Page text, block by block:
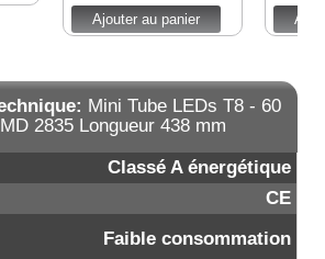
Ajouter au panier
Mini Tube LEDs T8 - 60
2835 Longueur 438 mm
Classé A énergétique
CE
Faible consommation